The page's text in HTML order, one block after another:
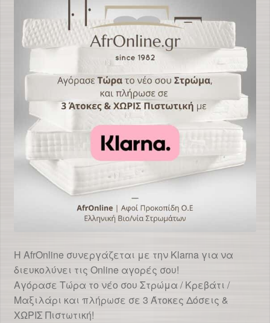
Η AfrOnline συνεργάζεται με την Klarna για να
διευκολύνει τις Online αγορές σου!
Αγόρασε Τώρα το νέο σου Στρώμα / Κρεβάτι /
Μαξιλάρι και πλήρωσε σε 3 Άτοκες Δόσεις &
ΧΩΡΙΣ Πιστωτική!